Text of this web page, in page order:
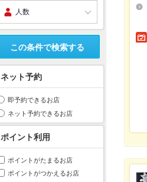
この条件で検索する
ネット予約
即予約できるお店
ネット予約できるお店
ポイント利用
ポイントがたまるお店
ポイントがつかえるお店